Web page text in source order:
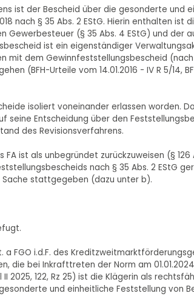
ist der Bescheid über die gesonderte und
nach § 35 Abs. 2 EStG. Hierin enthalten
Gewerbesteuer (§ 35 Abs. 4 EStG) und der
ist ein eigenständiger
mit dem Gewinnfeststellungsbescheid (nach §
(BFH-Urteile vom 14.01.2016 - IV R 5/14,
isoliert voneinander erlassen worden.
seine Entscheidung über den
des Revisionsverfahrens.
FA ist als unbegründet zurückzuweisen (§
nach § 35 Abs. 2 EStG
stattgegeben (dazu unter b).
a FGO i.d.F. des
die bei Inkrafttreten der Norm am
II 2025, 122, Rz 25) ist die Klägerin als
und einheitliche Feststellung von